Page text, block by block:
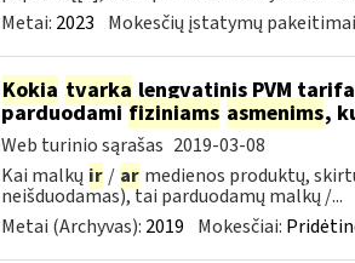
Metai: 2023 Mokesčių įstatymų
Kokia tvarkalengvatinis PVM
parduodamifiziniams asmenims,
Web turinio sąrašas 2019-03-08
Kai malkų ir / ar medienos produktų,
neišduodamas), tai parduodamų malkų /...
Metai (Archyvas): 2019 Mokesčiai: